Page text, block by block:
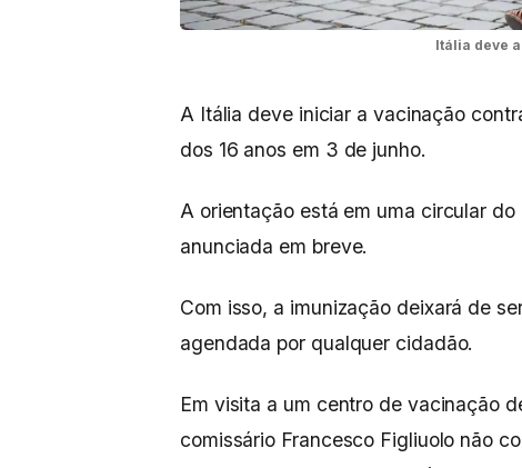
Itália deve
A Itália deve iniciar a vacinação
dos 16 anos em 3 de junho.
A orientação está em uma circular
anunciada em breve.
Com isso, a imunização deixará de
agendada por qualquer cidadão.
Em visita a um centro de vacinação
comissário Francesco Figliuolo não